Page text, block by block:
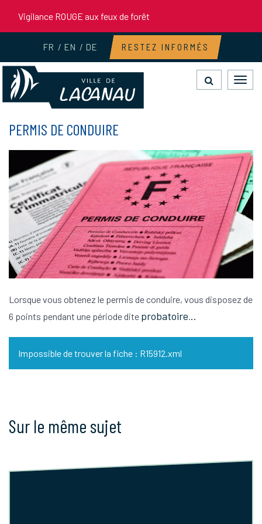
Vigilance ROUGE aux feux de forêt
FR EN DE RESTEZ INFORMÉS
PERMIS DE CONDUIRE
Lorsque vous obtenez le permis de conduire, vous disposez de
6 points pendant une période dite probatoire...
Impossible de trouver la fiche : R15912.xml
Sur le même sujet